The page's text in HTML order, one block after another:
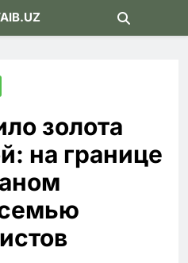
золота
на границе